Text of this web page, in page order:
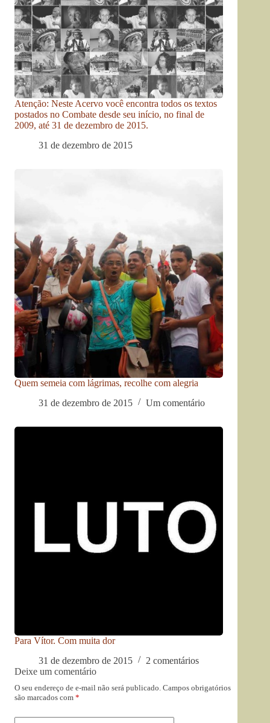
Atenção: Neste Acervo você encontra todos os textos
postados no Combate desde seu início, no final de
2009, até 31 de dezembro de 2015.
31 de dezembro de 2015
Quem semeia com lágrimas, recolhe com alegria
31 de dezembro de 2015
Um comentário
Para Vítor. Com muita dor
31 de dezembro de 2015
2 comentários
Deixe um comentário
O seu endereço de e-mail não será publicado. Campos obrigatórios
são marcados com *